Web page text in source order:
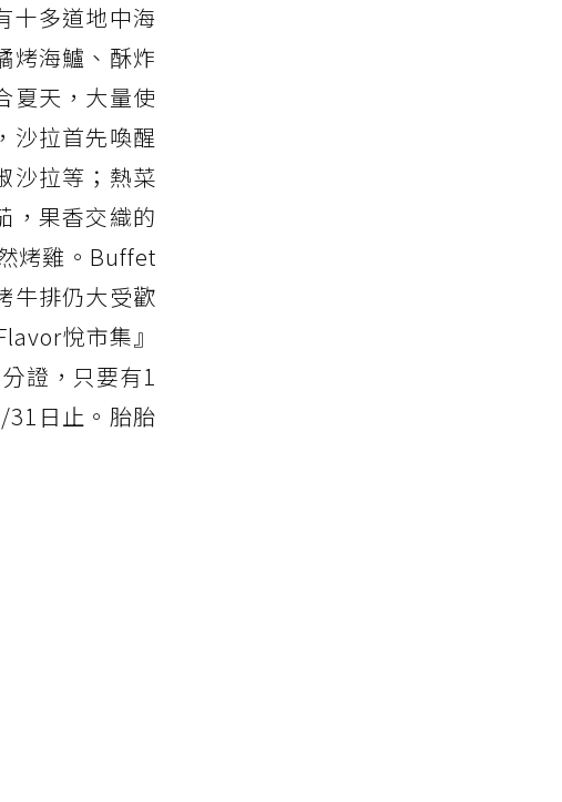
十多道地中海
烤海鱸、酥炸
夏天，大量使
沙拉首先喚醒
沙拉等；熱菜
，果香交織的
烤雞。Buffet
牛排仍大受歡
悅市集』
證，只要有1
31日止。胎胎